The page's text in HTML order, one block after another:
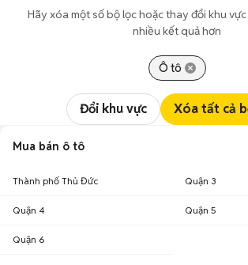
Hãy xóa một số bộ lọc hoặc thay đổi khu vực
nhiều kết quả hơn
Ô tô
Đổi khu vực Xóa tất cả
Mua bán ô tô
Thành phố Thủ Đức Quận 3
Quận 4 Quận 5
Quận 6